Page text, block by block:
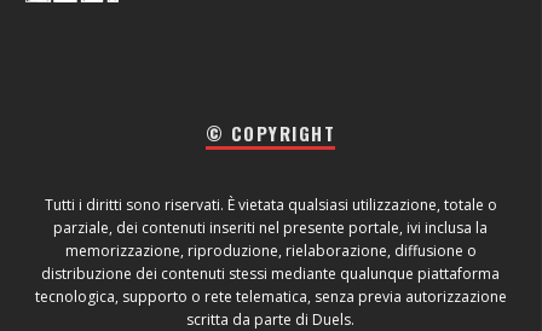
© COPYRIGHT
Tutti i diritti sono riservati. È vietata qualsiasi utilizzazione, totale o
parziale, dei contenuti inseriti nel presente portale, ivi inclusa la
memorizzazione, riproduzione, rielaborazione, diffusione o
distribuzione dei contenuti stessi mediante qualunque piattaforma
tecnologica, supporto o rete telematica, senza previa autorizzazione
scritta da parte di Duels.